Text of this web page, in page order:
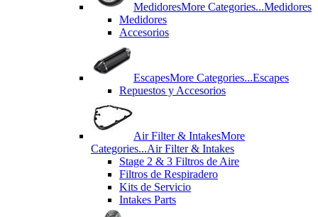
MedidoresMore Categories...Medidores
Medidores
Accesorios
EscapesMore Categories...Escapes
Repuestos y Accesorios
Air Filter & IntakesMore
Categories...Air Filter & Intakes
Stage 2 & 3 Filtros de Aire
Filtros de Respiradero
Kits de Servicio
Intakes Parts